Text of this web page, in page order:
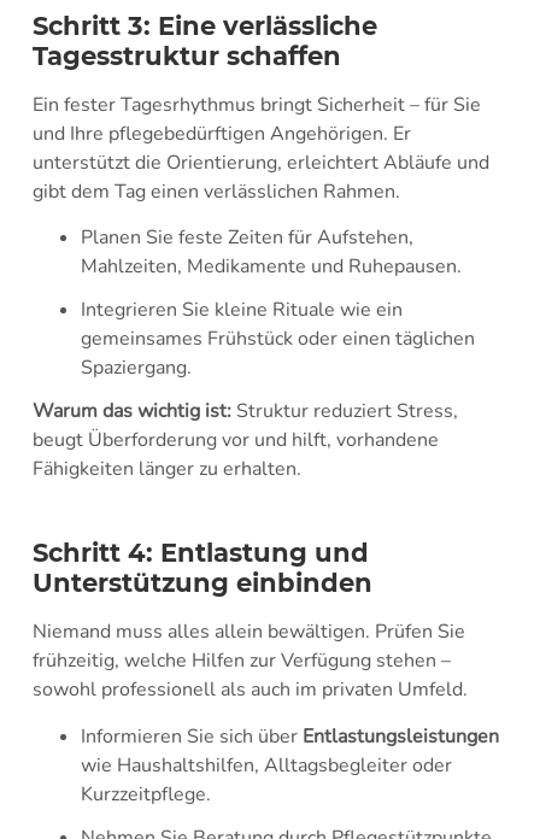
Schritt 3: Eine verlässliche
Tagesstruktur schaffen
Ein fester Tagesrhythmus bringt Sicherheit – für Sie
und Ihre pflegebedürftigen Angehörigen. Er
unterstützt die Orientierung, erleichtert Abläufe und
gibt dem Tag einen verlässlichen Rahmen.
Planen Sie feste Zeiten für Aufstehen,
Mahlzeiten, Medikamente und Ruhepausen.
Integrieren Sie kleine Rituale wie ein
gemeinsames Frühstück oder einen täglichen
Spaziergang.
Warum das wichtig ist:Struktur reduziert Stress,
beugt Überforderung vor und hilft, vorhandene
Fähigkeiten länger zu erhalten.
Schritt 4: Entlastung und
Unterstützung einbinden
Niemand muss alles allein bewältigen. Prüfen Sie
frühzeitig, welche Hilfen zur Verfügung stehen –
sowohl professionell als auch im privaten Umfeld.
Informieren Sie sich über Entlastungsleistungen
wie Haushaltshilfen, Alltagsbegleiter oder
Kurzzeitpflege.